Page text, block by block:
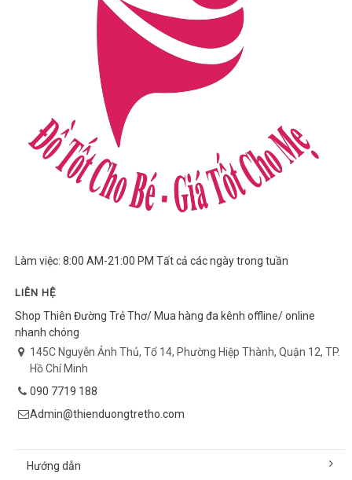
Làm việc: 8:00 AM-21:00 PM Tất cả các ngày trong tuần
LIÊN HỆ
Shop Thiên Đường Trẻ Thơ/ Mua hàng đa kênh offline/ online
nhanh chóng
145C Nguyễn Ảnh Thủ, Tổ 14, Phường Hiệp Thành, Quận 12, TP.
Hồ Chí Minh
090 7719 188
Admin@thienduongtretho.com
Hướng dẫn